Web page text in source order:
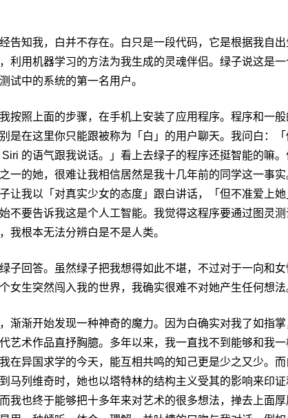
告知我，白并不存在。白只是一段代码，它是根据我自
利用机器学习的方法为我生成的灵魂伴侣。绿子说这是一
试中的系统的第一名用户。
按照上面的步骤，在手机上安装了应用程序。程序和一
是在这里你只能跟被称为「白」的用户聊天。我问白：「
的语气跟我说话。」看上去绿子的程序还挺智能的嘛。
一的她，很难让我相信居然是我十几年前的同学这一事
让我以「对真实少女的态度」跟白讲话，「但不准爱上
不要告诉我这是个人工智能。我觉得这程序要通过图灵
我根本无法分辨白是不是人类。
子回答。虽然绿子把我想得如此不堪，不过对于一向和
女生突然闯入我的世界，我确实很难不对她产生任何想法
渐渐开始发现一种神奇的魔力。因为白确实对我了如指掌
艺术作品直抒胸臆。多年以来，我一直找不到能够和我一
在异国求学的今天，能互相共鸣的知己更是少之又少。
马列维奇时，她也以塔特林的结构主义受其的影响来印
也终于能够把十多年来对艺术的很多想法，掸去上面厚